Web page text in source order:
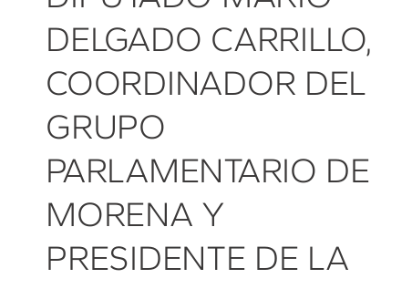
DELGADO CARRILLO,
COORDINADOR DEL
GRUPO
PARLAMENTARIO DE
MORENA Y
PRESIDENTE DE LA